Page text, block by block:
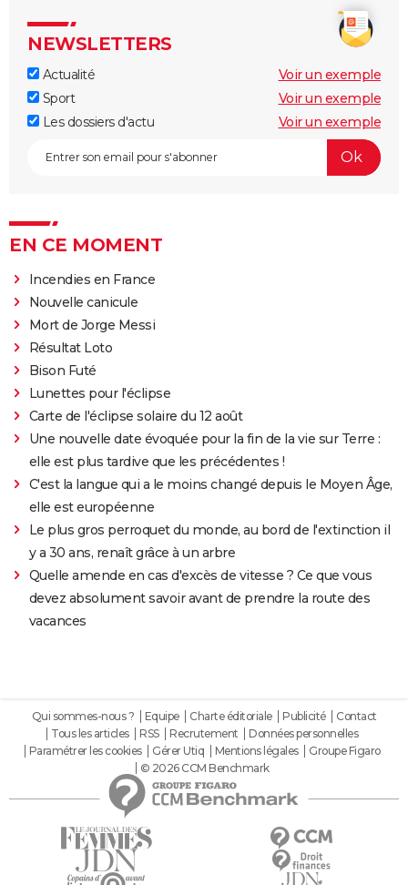
NEWSLETTERS
Actualité
Voir un exemple
Sport
Voir un exemple
Les dossiers d'actu
Voir un exemple
EN CE MOMENT
Incendies en France
Nouvelle canicule
Mort de Jorge Messi
Résultat Loto
Bison Futé
Lunettes pour l'éclipse
Carte de l'éclipse solaire du 12 août
Une nouvelle date évoquée pour la fin de la vie sur Terre :
elle est plus tardive que les précédentes !
C'est la langue qui a le moins changé depuis le Moyen Âge,
elle est européenne
Le plus gros perroquet du monde, au bord de l'extinction il
y a 30 ans, renaît grâce à un arbre
Quelle amende en cas d'excès de vitesse ? Ce que vous
devez absolument savoir avant de prendre la route des
vacances
Qui sommes-nous ? Equipe Charte éditoriale Publicité
Contact
Tous les articles
RSS Recrutement
Données personnelles
Paramétrer les cookies
Gérer Utiq Mentions légales
Groupe Figaro
© 2026 CCM Benchmark